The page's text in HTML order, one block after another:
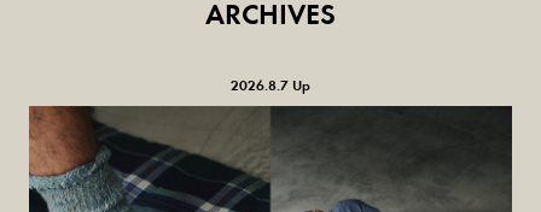
ARCHIVES
2026.8.7 Up